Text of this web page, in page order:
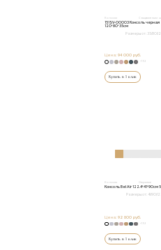
Консоли С выдвижным
151SV-00003 Консоль черная
120*80*35см
Размеры от: 35/80/
Цена: 94 000 руб.
+152
Купить в 1 клик
Консоли Открытые
Консоль Bel Air 122.4*41*90см
Размеры от: 41/90/122
Цена: 92 800 руб.
+152
Купить в 1 клик